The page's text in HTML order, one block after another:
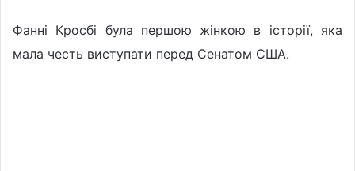
Фанні Кросбі була першою жінкою в історії, яка
мала честь виступати перед Сенатом США.